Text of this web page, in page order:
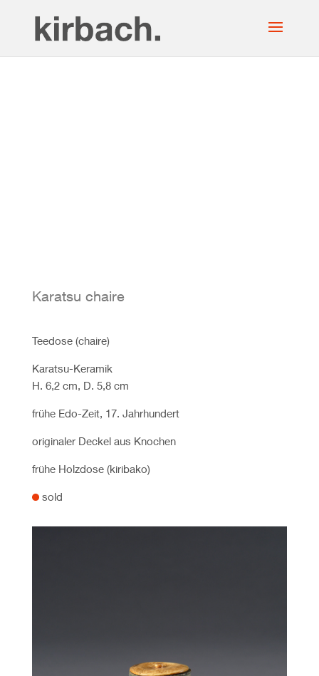
Karatsu chaire
Teedose(chaire)
Karatsu-Keramik
H. 6,2 cm, D. 5,8 cm
frühe Edo-Zeit, 17. Jahrhundert
originaler Deckel aus Knochen
frühe Holzdose (kiribako)
sold